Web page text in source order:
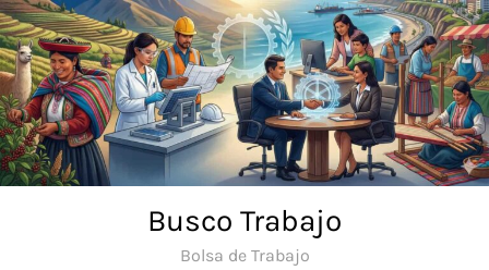
Saltar
al
contenido
Busco Trabajo
Bolsa de Trabajo